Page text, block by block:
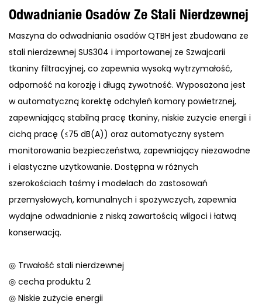
Odwadnianie Osadów Ze Stali Nierdzewnej
Maszyna do odwadniania osadów QTBH jest zbudowana ze
stali nierdzewnej SUS304 i importowanej ze Szwajcarii
tkaniny filtracyjnej, co zapewnia wysoką wytrzymałość,
odporność na korozję i długą żywotność. Wyposażona jest
w automatyczną korektę odchyleń komory powietrznej,
zapewniającą stabilną pracę tkaniny, niskie zużycie energii i
cichą pracę (≤75 dB(A)) oraz automatyczny system
monitorowania bezpieczeństwa, zapewniający niezawodne
i elastyczne użytkowanie. Dostępna w różnych
szerokościach taśmy i modelach do zastosowań
przemysłowych, komunalnych i spożywczych, zapewnia
wydajne odwadnianie z niską zawartością wilgoci i łatwą
konserwacją.
◎ Trwałość stali nierdzewnej
◎ cecha produktu 2
◎ Niskie zużycie energii